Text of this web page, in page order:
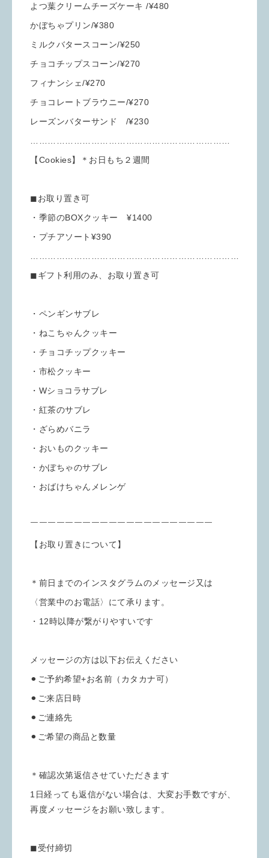
よつ葉クリームチーズケーキ /¥480
かぼちゃプリン/¥380
ミルクバタースコーン/¥250
チョコチップスコーン/¥270
フィナンシェ/¥270
チョコレートブラウニー/¥270
レーズンバターサンド /¥230
【Cookies】＊お日もち２週間
◼︎お取り置き可
・季節のBOXクッキー ¥1400
・プチアソート¥390
◼︎ギフト利用のみ、お取り置き可
・ペンギンサブレ
・ねこちゃんクッキー
・チョコチップクッキー
・市松クッキー
・Wショコラサブレ
・紅茶のサブレ
・ざらめバニラ
・おいものクッキー
・かぼちゃのサブレ
・おばけちゃんメレンゲ
￣￣￣￣￣￣￣￣￣￣￣￣￣￣￣￣￣￣￣￣￣
【お取り置きについて】
＊前日までのインスタグラムのメッセージ又は
〈営業中のお電話〉にて承ります。
・12時以降が繋がりやすいです
メッセージの方は以下お伝えください
⚫︎ご予約希望+お名前（カタカナ可）
⚫︎ご来店日時
⚫︎ご連絡先
⚫︎ご希望の商品と数量
＊確認次第返信させていただきます
1日経っても返信がない場合は、大変お手数ですが、
再度メッセージをお願い致します。
◼︎受付締切